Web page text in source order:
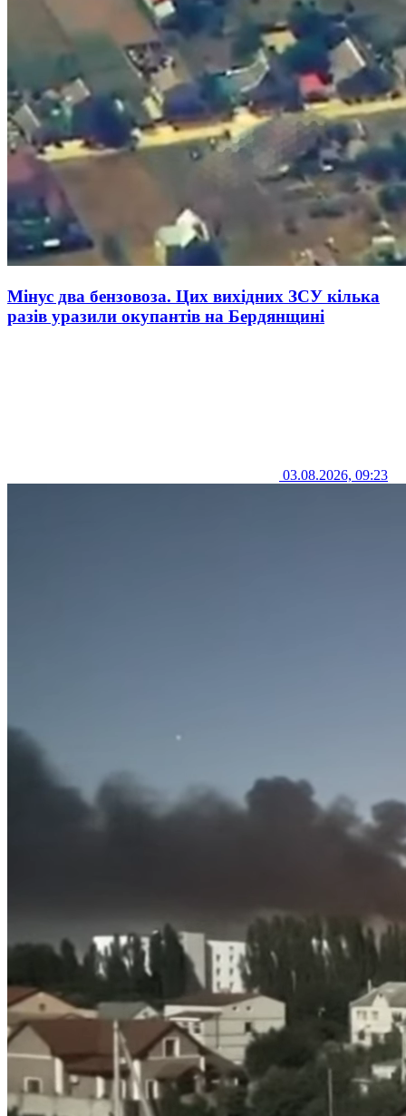
Мінус два бензовоза. Цих вихідних ЗСУ кілька
разів уразили окупантів на Бердянщині
03.08.2026, 09:23